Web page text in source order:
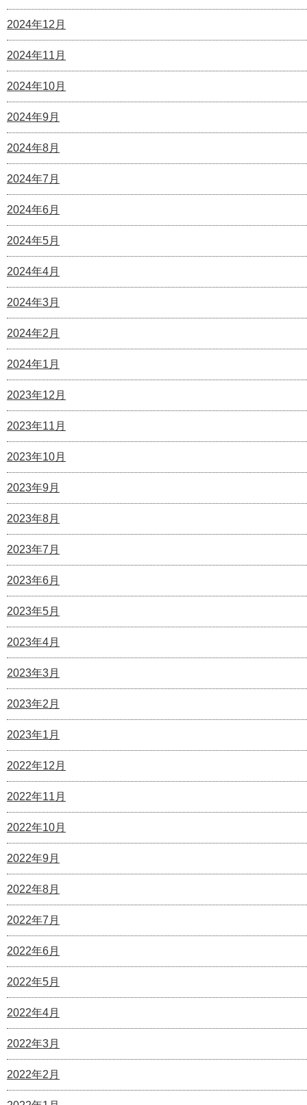
2024年12月
2024年11月
2024年10月
2024年9月
2024年8月
2024年7月
2024年6月
2024年5月
2024年4月
2024年3月
2024年2月
2024年1月
2023年12月
2023年11月
2023年10月
2023年9月
2023年8月
2023年7月
2023年6月
2023年5月
2023年4月
2023年3月
2023年2月
2023年1月
2022年12月
2022年11月
2022年10月
2022年9月
2022年8月
2022年7月
2022年6月
2022年5月
2022年4月
2022年3月
2022年2月